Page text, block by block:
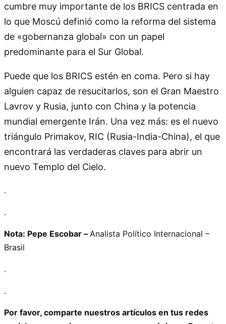
cumbre muy importante de los BRICS centrada en
lo que Moscú definió como la reforma del sistema
de «gobernanza global» con un papel
predominante para el Sur Global.
Puede que los BRICS estén en coma. Pero si hay
alguien capaz de resucitarlos, son el Gran Maestro
Lavrov y Rusia, junto con China y la potencia
mundial emergente Irán. Una vez más: es el nuevo
triángulo Primakov, RIC (Rusia-India-China), el que
encontrará las verdaderas claves para abrir un
nuevo Templo del Cielo.
.
.
Nota: Pepe Escobar – Analista Político Internacional –
Brasil
.
.
Por favor, comparte nuestros artículos en tus redes